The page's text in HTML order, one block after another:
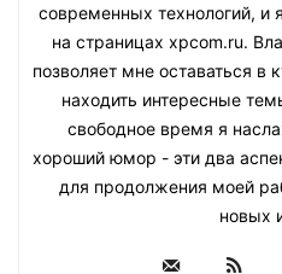
современных технологий, и
на страницах xpcom.ru.
позволяет мне оставаться
находить интересные
свободное время я
хороший юмор - эти два
для продолжения моей
новых